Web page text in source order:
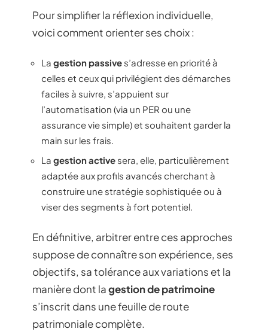
Pour simplifier la réflexion individuelle,
voici comment orienter ses choix :
La gestion passive s’adresse en priorité à
celles et ceux qui privilégient des démarches
faciles à suivre, s’appuient sur
l’automatisation (via un PER ou une
assurance vie simple) et souhaitent garder la
main sur les frais.
La gestion active sera, elle, particulièrement
adaptée aux profils avancés cherchant à
construire une stratégie sophistiquée ou à
viser des segments à fort potentiel.
En définitive, arbitrer entre ces approches
suppose de connaître son expérience, ses
objectifs, sa tolérance aux variations et la
manière dont lagestion de patrimoine
s’inscrit dans une feuille de route
patrimoniale complète.